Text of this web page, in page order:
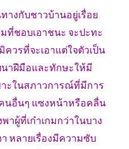
งกับชาวบ้านอยู่เรื่อย
ที่ชอบเอาชนะ จะปะทะ
วรที่จะเอาแต่ใจตัวเป็น
าฝีมือและทักษะให้มี
ะในสภาวการณ์ที่มีการ
นอื่นๆ แซงหน้าหรือคลื่น
าผู้ที่เก๋าเกมกว่าในบาง
า หลายเรื่องมีความซับ